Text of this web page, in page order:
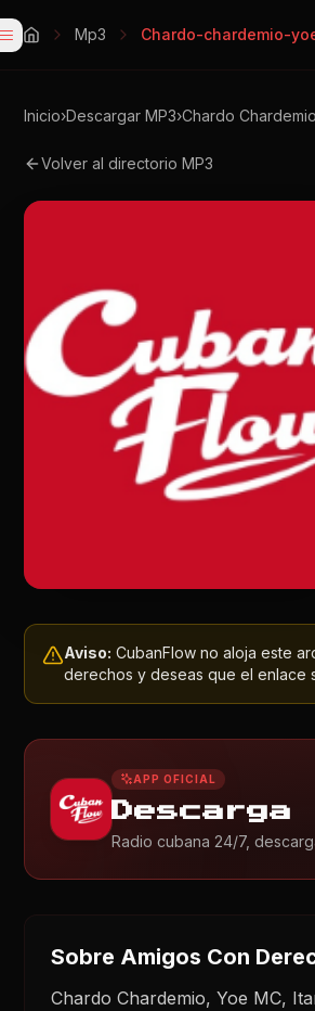
Mp3 Chardo-chardemio-
Inicio›Descargar MP3›Chardo
Volver al directorio MP3
Aviso: CubanFlow no aloja este
derechos y deseas que el enlace
APP OFICIAL
Descarga
Radio cubana 24/7,
Sobre Amigos Con
Chardo Chardemio, Yoe MC,